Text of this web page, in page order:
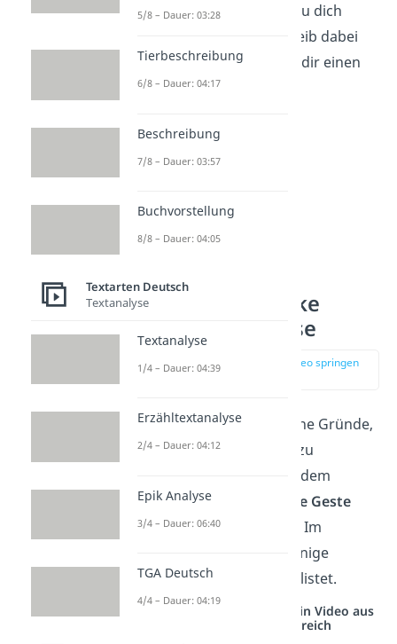
konkret sagen
, wofür du dich
bedanken möchtest. Bleib dabei
authentischund nimm dir einen
Moment Zeit.
Menschen Danke
sagen — Anlässe
zur Stelle im Video springen
Es gibt viele verschiedene Gründe,
um sich bei jemandem zu
bedanken. Häufig geht dem
Bedanken eine
konkrete Geste
oder einDienst
voraus. Im
Folgenden haben wir einige
Beispiele für dich aufgelistet.
Studyflix vernetzt: Hier ein Video aus
einem anderen Bereich
5/8 – Dauer: 03:28
Tierbeschreibung
6/8 – Dauer: 04:17
Beschreibung
7/8 – Dauer: 03:57
Buchvorstellung
8/8 – Dauer: 04:05
Textarten Deutsch
Textanalyse
Textanalyse
1/4 – Dauer: 04:39
Erzähltextanalyse
2/4 – Dauer: 04:12
Epik Analyse
3/4 – Dauer: 06:40
TGA Deutsch
4/4 – Dauer: 04:19